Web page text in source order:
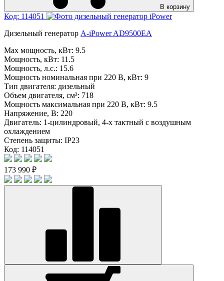
В корзину
Код: 114051
Дизельный генератор A-iPower AD9500EA
Max мощность, кВт: 9.5
Мощность, кВт: 11.5
Мощность, л.с.: 15.6
Мощность номинальная при 220 В, кВт: 9
Тип двигателя: дизельный
Объем двигателя, см³: 718
Мощность максимальная при 220 В, кВт: 9.5
Напряжение, В: 220
Двигатель: 1-цилиндровый, 4-х тактный с воздушным
охлаждением
Степень защиты: IP23
Код: 114051
173 990 ₽